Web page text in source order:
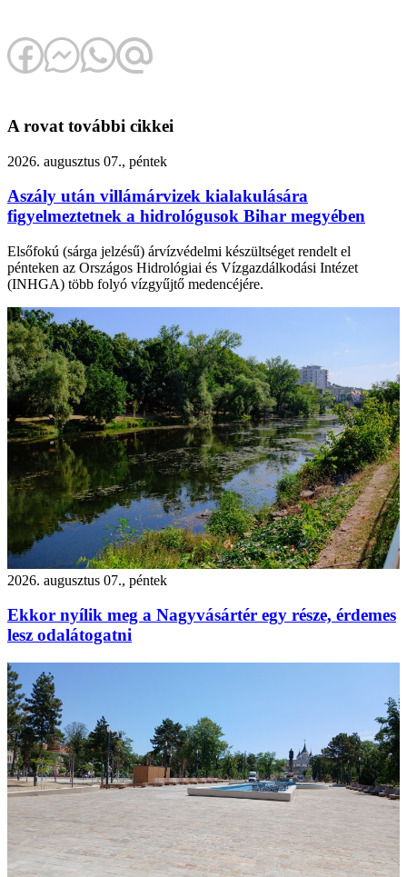
A rovat további cikkei
2026. augusztus 07., péntek
Aszály után villámárvizek kialakulására
figyelmeztetnek a hidrológusok Bihar megyében
Elsőfokú (sárga jelzésű) árvízvédelmi készültséget rendelt el
pénteken az Országos Hidrológiai és Vízgazdálkodási Intézet
(INHGA) több folyó vízgyűjtő medencéjére.
2026. augusztus 07., péntek
Ekkor nyílik meg a Nagyvásártér egy része, érdemes
lesz odalátogatni